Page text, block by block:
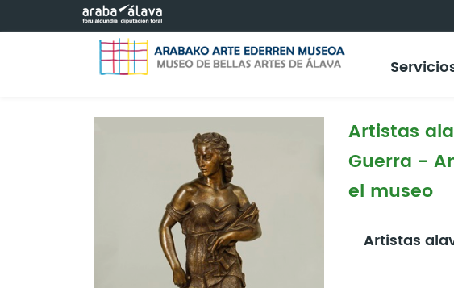
Saltar al contenido principal
Artistas
Guerra -
el museo
Artistas